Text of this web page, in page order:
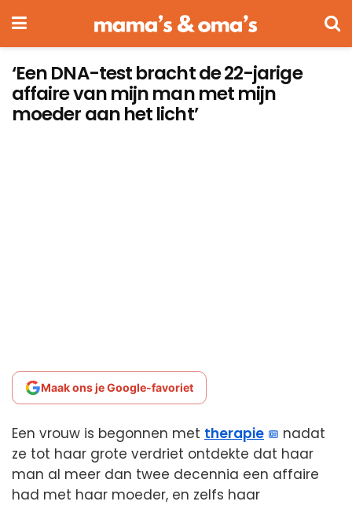
‘Een DNA-test bracht de 22-jarige
affaire van mijn man met mijn
moeder aan het licht’
Maak ons je Google-favoriet
Een vrouw is begonnen met therapie
nadat
ze tot haar grote verdriet ontdekte dat haar
man al meer dan twee decennia een affaire
had met haar moeder, en zelfs haar